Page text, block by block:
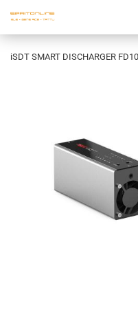
iSDT SMART DISCHARGER